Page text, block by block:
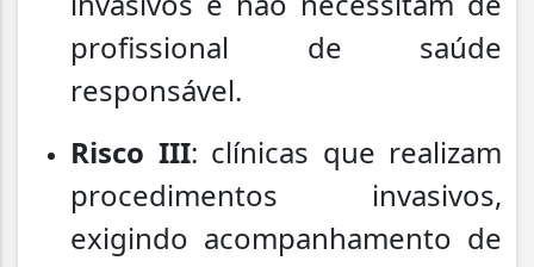
profissional de saúde
responsável.
Risco III: clínicas que realizam
procedimentos invasivos,
exigindo acompanhamento de